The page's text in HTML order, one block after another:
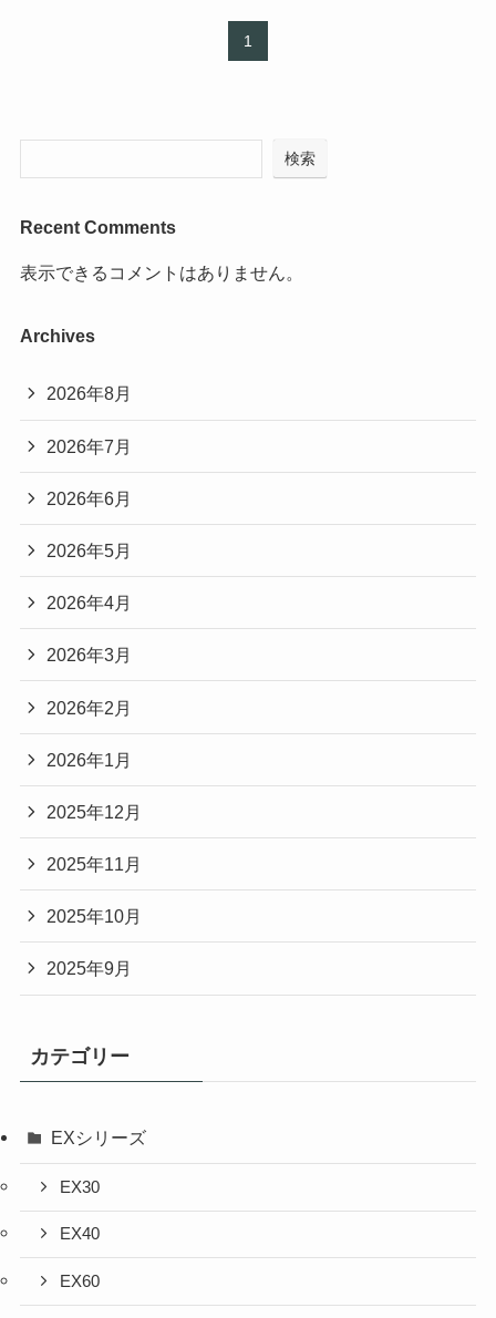
1
検索
Recent Comments
表示できるコメントはありません。
Archives
2026年8月
2026年7月
2026年6月
2026年5月
2026年4月
2026年3月
2026年2月
2026年1月
2025年12月
2025年11月
2025年10月
2025年9月
カテゴリー
EXシリーズ
EX30
EX40
EX60